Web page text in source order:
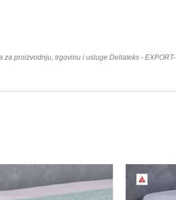
proizvodnju, trgovinu i usluge Deltateks - EXPORT-